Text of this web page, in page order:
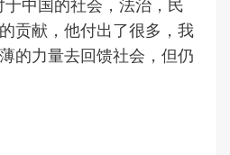
中国的社会，法治，民
贡献，他付出了很多，我
的力量去回馈社会，但仍